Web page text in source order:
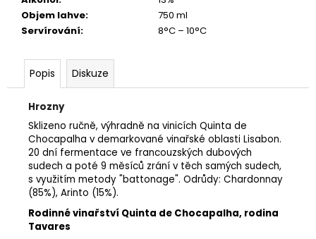
Objem lahve:
750 ml
Servírování: 8°C – 10°C
Popis Diskuze
Hrozny
Sklizeno ručně, výhradně na vinicích Quinta de
Chocapalha v demarkované vinařské oblasti Lisabon.
20 dní fermentace ve francouzských dubových
sudech a poté 9 měsíců zrání v těch samých sudech,
s využitím metody "battonage". Odrůdy: Chardonnay
(85%), Arinto (15%).
Rodinné vinařství Quinta de Chocapalha, rodina
Tavares